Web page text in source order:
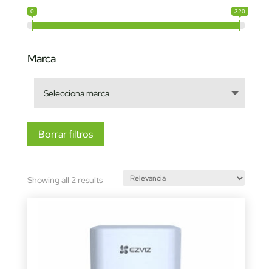
0 320
Marca
Borrar filtros
Showing all 2 resultsSorted